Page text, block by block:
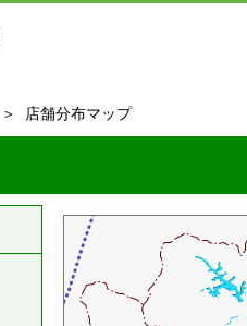
＞ 店舗分布マップ